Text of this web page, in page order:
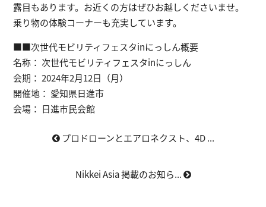
露目もあります。お近くの方はぜひお越しくださいませ。
乗り物の体験コーナーも充実しています。
■■次世代モビリティフェスタinにっしん概要
名称： 次世代モビリティフェスタinにっしん
会期： 2024年2月12日（月）
開催地： 愛知県日進市
会場： 日進市民会館
プロドローンとエアロネクスト、4D ...
Nikkei Asia 掲載のお知ら...